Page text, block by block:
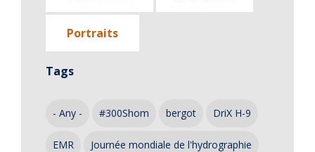
Portraits
Tags
- Any - #300Shom bergot DriX H-9
EMR Journée mondiale de l'hydrographie